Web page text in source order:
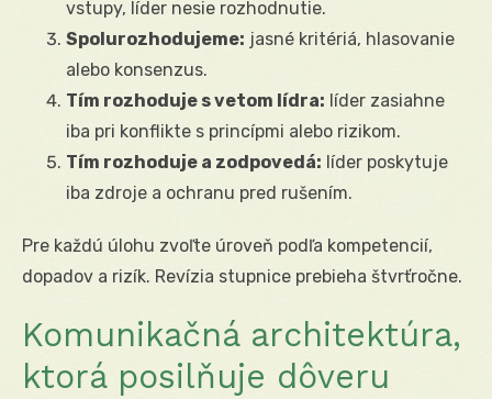
vstupy, líder nesie rozhodnutie.
Spolurozhodujeme: jasné kritériá, hlasovanie
alebo konsenzus.
Tím rozhoduje s vetom lídra: líder zasiahne
iba pri konflikte s princípmi alebo rizikom.
Tím rozhoduje a zodpovedá: líder poskytuje
iba zdroje a ochranu pred rušením.
Pre každú úlohu zvoľte úroveň podľa kompetencií,
dopadov a rizík. Revízia stupnice prebieha štvrťročne.
Komunikačná architektúra,
ktorá posilňuje dôveru